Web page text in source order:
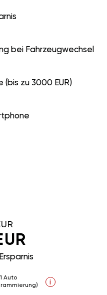
bei Fahrzeugwechsel
(bis zu 3000 EUR)
Ersparnis
Auto
i